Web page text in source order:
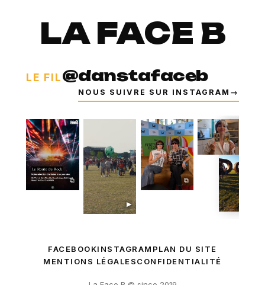
LA FACE B
LE FIL@danstafaceb
NOUS SUIVRE SUR INSTAGRAM →
⧉
▶
⧉
FACEBOOKINSTAGRAM PLAN DU SITE
MENTIONS LÉGALESCONFIDENTIALITÉ
La Face B © since 2019